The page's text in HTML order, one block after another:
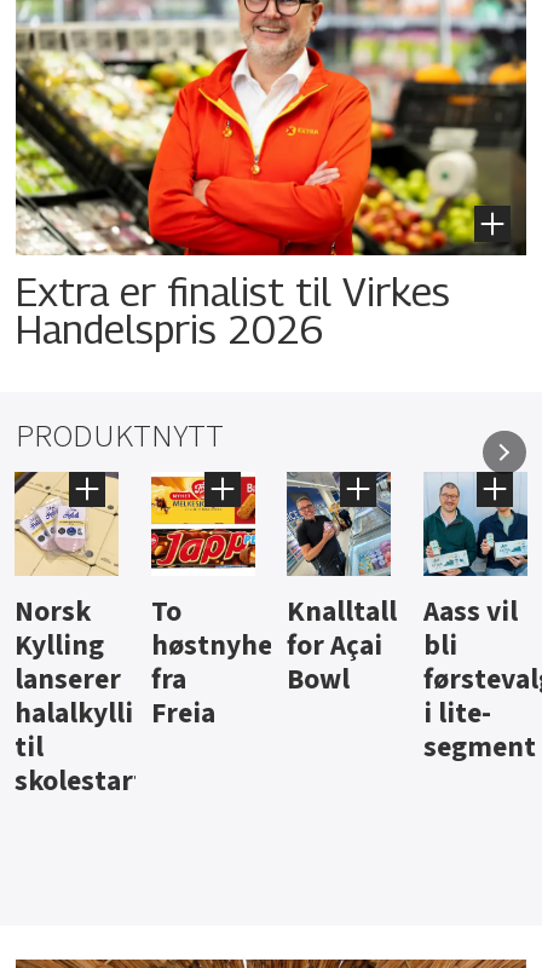
Extra er finalist til Virkes
Handelspris 2026
PRODUKTNYTT
Knalltall
for Açai
Bowl
Aass vil
bli
førstevalg
i lite-
Brus og
jus fra
Berentsen
Hard
iste fra
Hansa